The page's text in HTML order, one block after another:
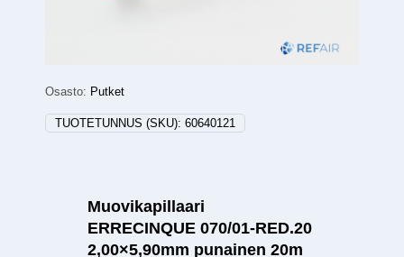
Osasto: Putket
TUOTETUNNUS (SKU): 60640121
Muovikapillaari
ERRECINQUE 070/01-RED.20
2,00×5,90mm punainen 20m